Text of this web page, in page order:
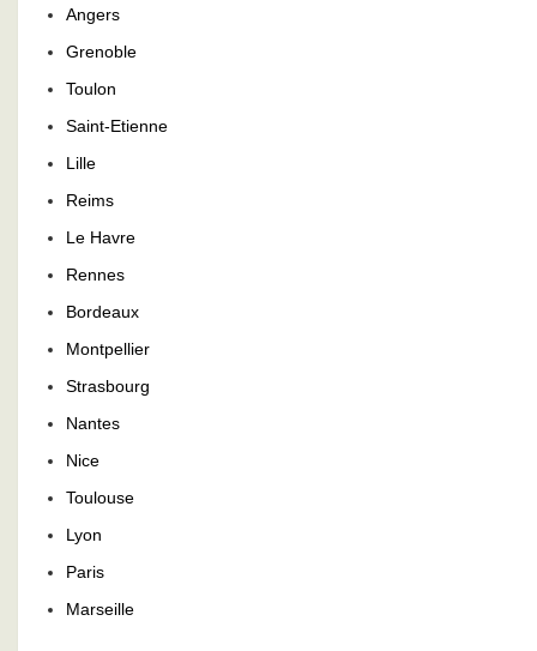
Angers
Grenoble
Toulon
Saint-Etienne
Lille
Reims
Le Havre
Rennes
Bordeaux
Montpellier
Strasbourg
Nantes
Nice
Toulouse
Lyon
Paris
Marseille